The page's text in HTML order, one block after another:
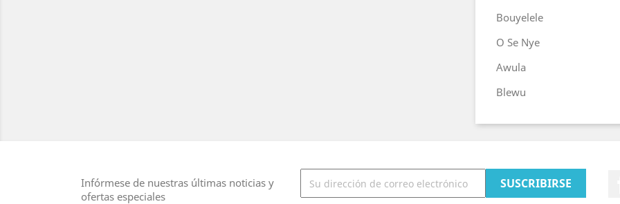
Bouyelele
O Se Nye
Awula
Blewu
Infórmese de nuestras últimas noticias y
ofertas especiales